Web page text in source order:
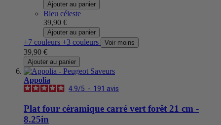
Ajouter au panier
Bleu céleste
39,90 €
Ajouter au panier
+7 couleurs +3 couleurs Voir moins
39,90 €
Ajouter au panier
Appolia
4.9/5 - 191 avis
Plat four céramique carré vert forêt 21 cm -
8.25in